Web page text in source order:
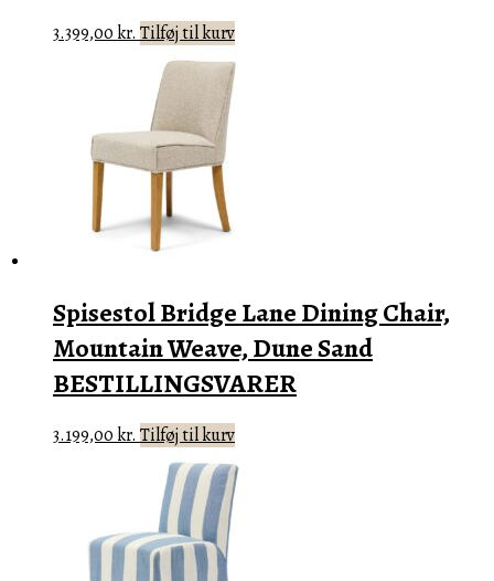
3.399,00kr. Tilføj til kurv
Spisestol Bridge Lane Dining Chair,
Mountain Weave, Dune Sand
BESTILLINGSVARER
3.199,00kr. Tilføj til kurv